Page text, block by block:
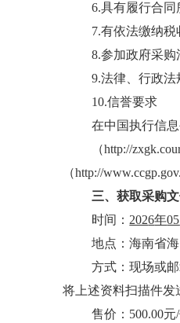
6.具有履行合
7.有依法缴纳
8.参加政府采
9.法律、行政
10.信誉要求
在中国执行信
（http://
（http://
三、获取采购
时间： 2026年05
地点：海南省
方式：现场或
将上述资料扫描件发
售价：500.00元